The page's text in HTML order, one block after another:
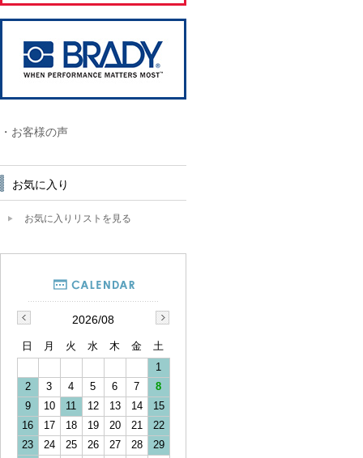
・お客様の声
お気に入り
お気に入りリストを見る
2026/08
日 月 火 水 木 金
土
1
2
3 4 5 6 7
8
9
10 11 12 13 14
15
16
17 18 19 20 21
22
23
24 25 26 27 28
29